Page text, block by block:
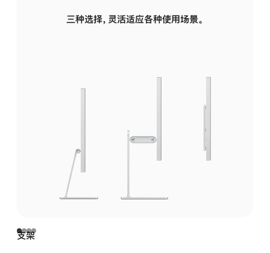
三种选择，灵活适应各种使用场景。
支架